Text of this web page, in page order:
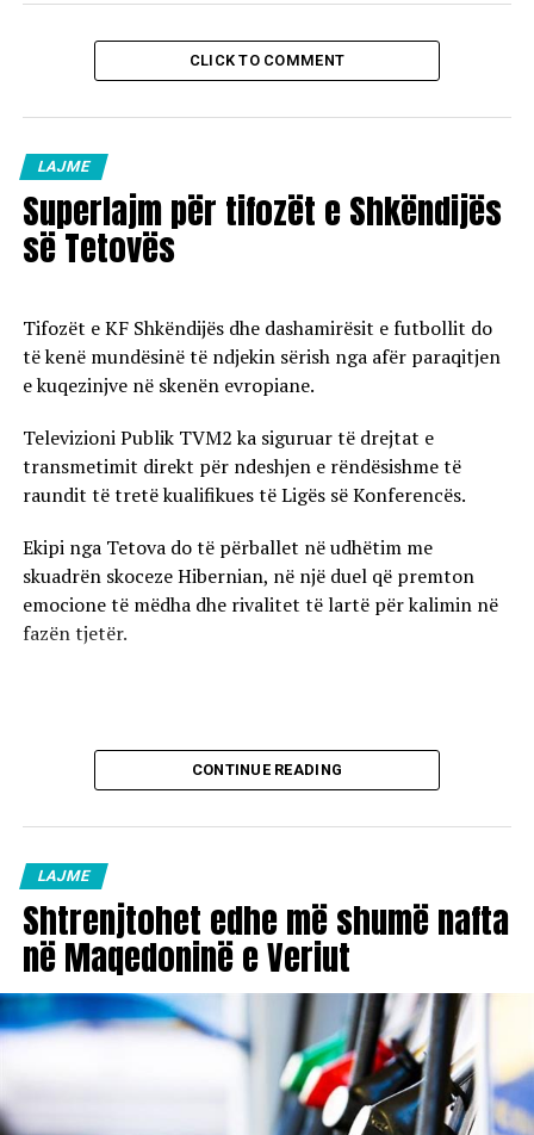
CLICK TO COMMENT
LAJME
Superlajm për tifozët e Shkëndijës
së Tetovës
Tifozët e KF Shkëndijës dhe dashamirësit e futbollit do
të kenë mundësinë të ndjekin sërish nga afër paraqitjen
e kuqezinjve në skenën evropiane.
Televizioni Publik TVM2 ka siguruar të drejtat e
transmetimit direkt për ndeshjen e rëndësishme të
raundit të tretë kualifikues të Ligës së Konferencës.
Ekipi nga Tetova do të përballet në udhëtim me
skuadrën skoceze Hibernian, në një duel që premton
emocione të mëdha dhe rivalitet të lartë për kalimin në
fazën tjetër.
CONTINUE READING
LAJME
Shtrenjtohet edhe më shumë nafta
në Maqedoninë e Veriut